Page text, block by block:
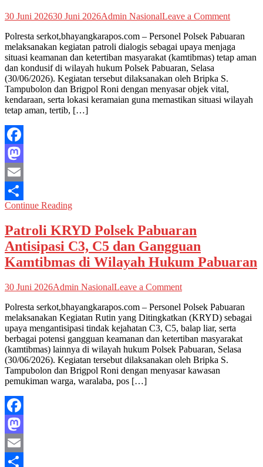
30 Juni 202630 Juni 2026Admin NasionalLeave a Commenton
Dialogis
Polsek
di
Polresta serkot,bhayangkarapos.com – Personel Polsek Pabuaran
melaksanakan kegiatan patroli dialogis sebagai upaya menjaga
situasi keamanan dan ketertiban masyarakat (kamtibmas) tetap aman
dan kondusif di wilayah hukum Polsek Pabuaran, Selasa
(30/06/2026). Kegiatan tersebut dilaksanakan oleh Bripka S.
Tampubolon dan Brigpol Roni dengan menyasar objek vital,
kendaraan, serta lokasi keramaian guna memastikan situasi wilayah
tetap aman, tertib, […]
Facebook
Mastodon
Email
Share
Continue Reading
Patroli KRYD Polsek Pabuaran
Antisipasi C3, C5 dan Gangguan
Kamtibmas di Wilayah Hukum Pabuaran
30 Juni 2026Admin NasionalLeave a Commenton
KRYD
Polsek
Pabuaran
Antisipasi
C3,
C5
dan
Polresta serkot,bhayangkarapos.com – Personel Polsek Pabuaran
melaksanakan Kegiatan Rutin yang Ditingkatkan (KRYD) sebagai
upaya mengantisipasi tindak kejahatan C3, C5, balap liar, serta
berbagai potensi gangguan keamanan dan ketertiban masyarakat
(kamtibmas) lainnya di wilayah hukum Polsek Pabuaran, Selasa
(30/06/2026). Kegiatan tersebut dilaksanakan oleh Bripka S.
Tampubolon dan Brigpol Roni dengan menyasar kawasan
pemukiman warga, waralaba, pos […]
Facebook
Mastodon
Email